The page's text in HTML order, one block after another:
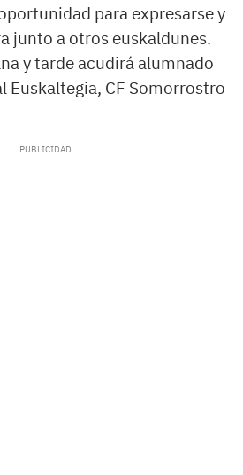
para expresarse y
junto a otros euskaldunes.
y tarde acudirá alumnado
Euskaltegia, CF Somorrostro